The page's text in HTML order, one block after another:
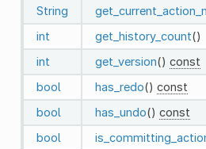
String
int
get_history_count()
int
get_version() const
bool
has_redo() const
bool
has_undo() const
bool